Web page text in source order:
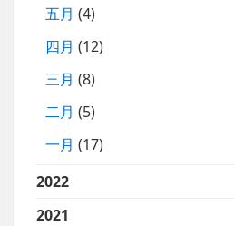
五月 (4)
四月 (12)
三月 (8)
二月 (5)
一月 (17)
2022
2021